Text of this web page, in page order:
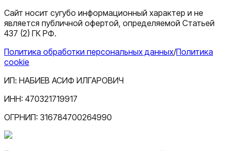
Сайт носит сугубо информационный характер и не
является публичной офертой, определяемой Статьей
437 (2) ГК РФ.
Политика обработки персональных данных/Политика
cookie
ИП: НАБИЕВ АСИФ ИЛГАРОВИЧ
ИНН: 470321719917
ОГРНИП: 316784700264990